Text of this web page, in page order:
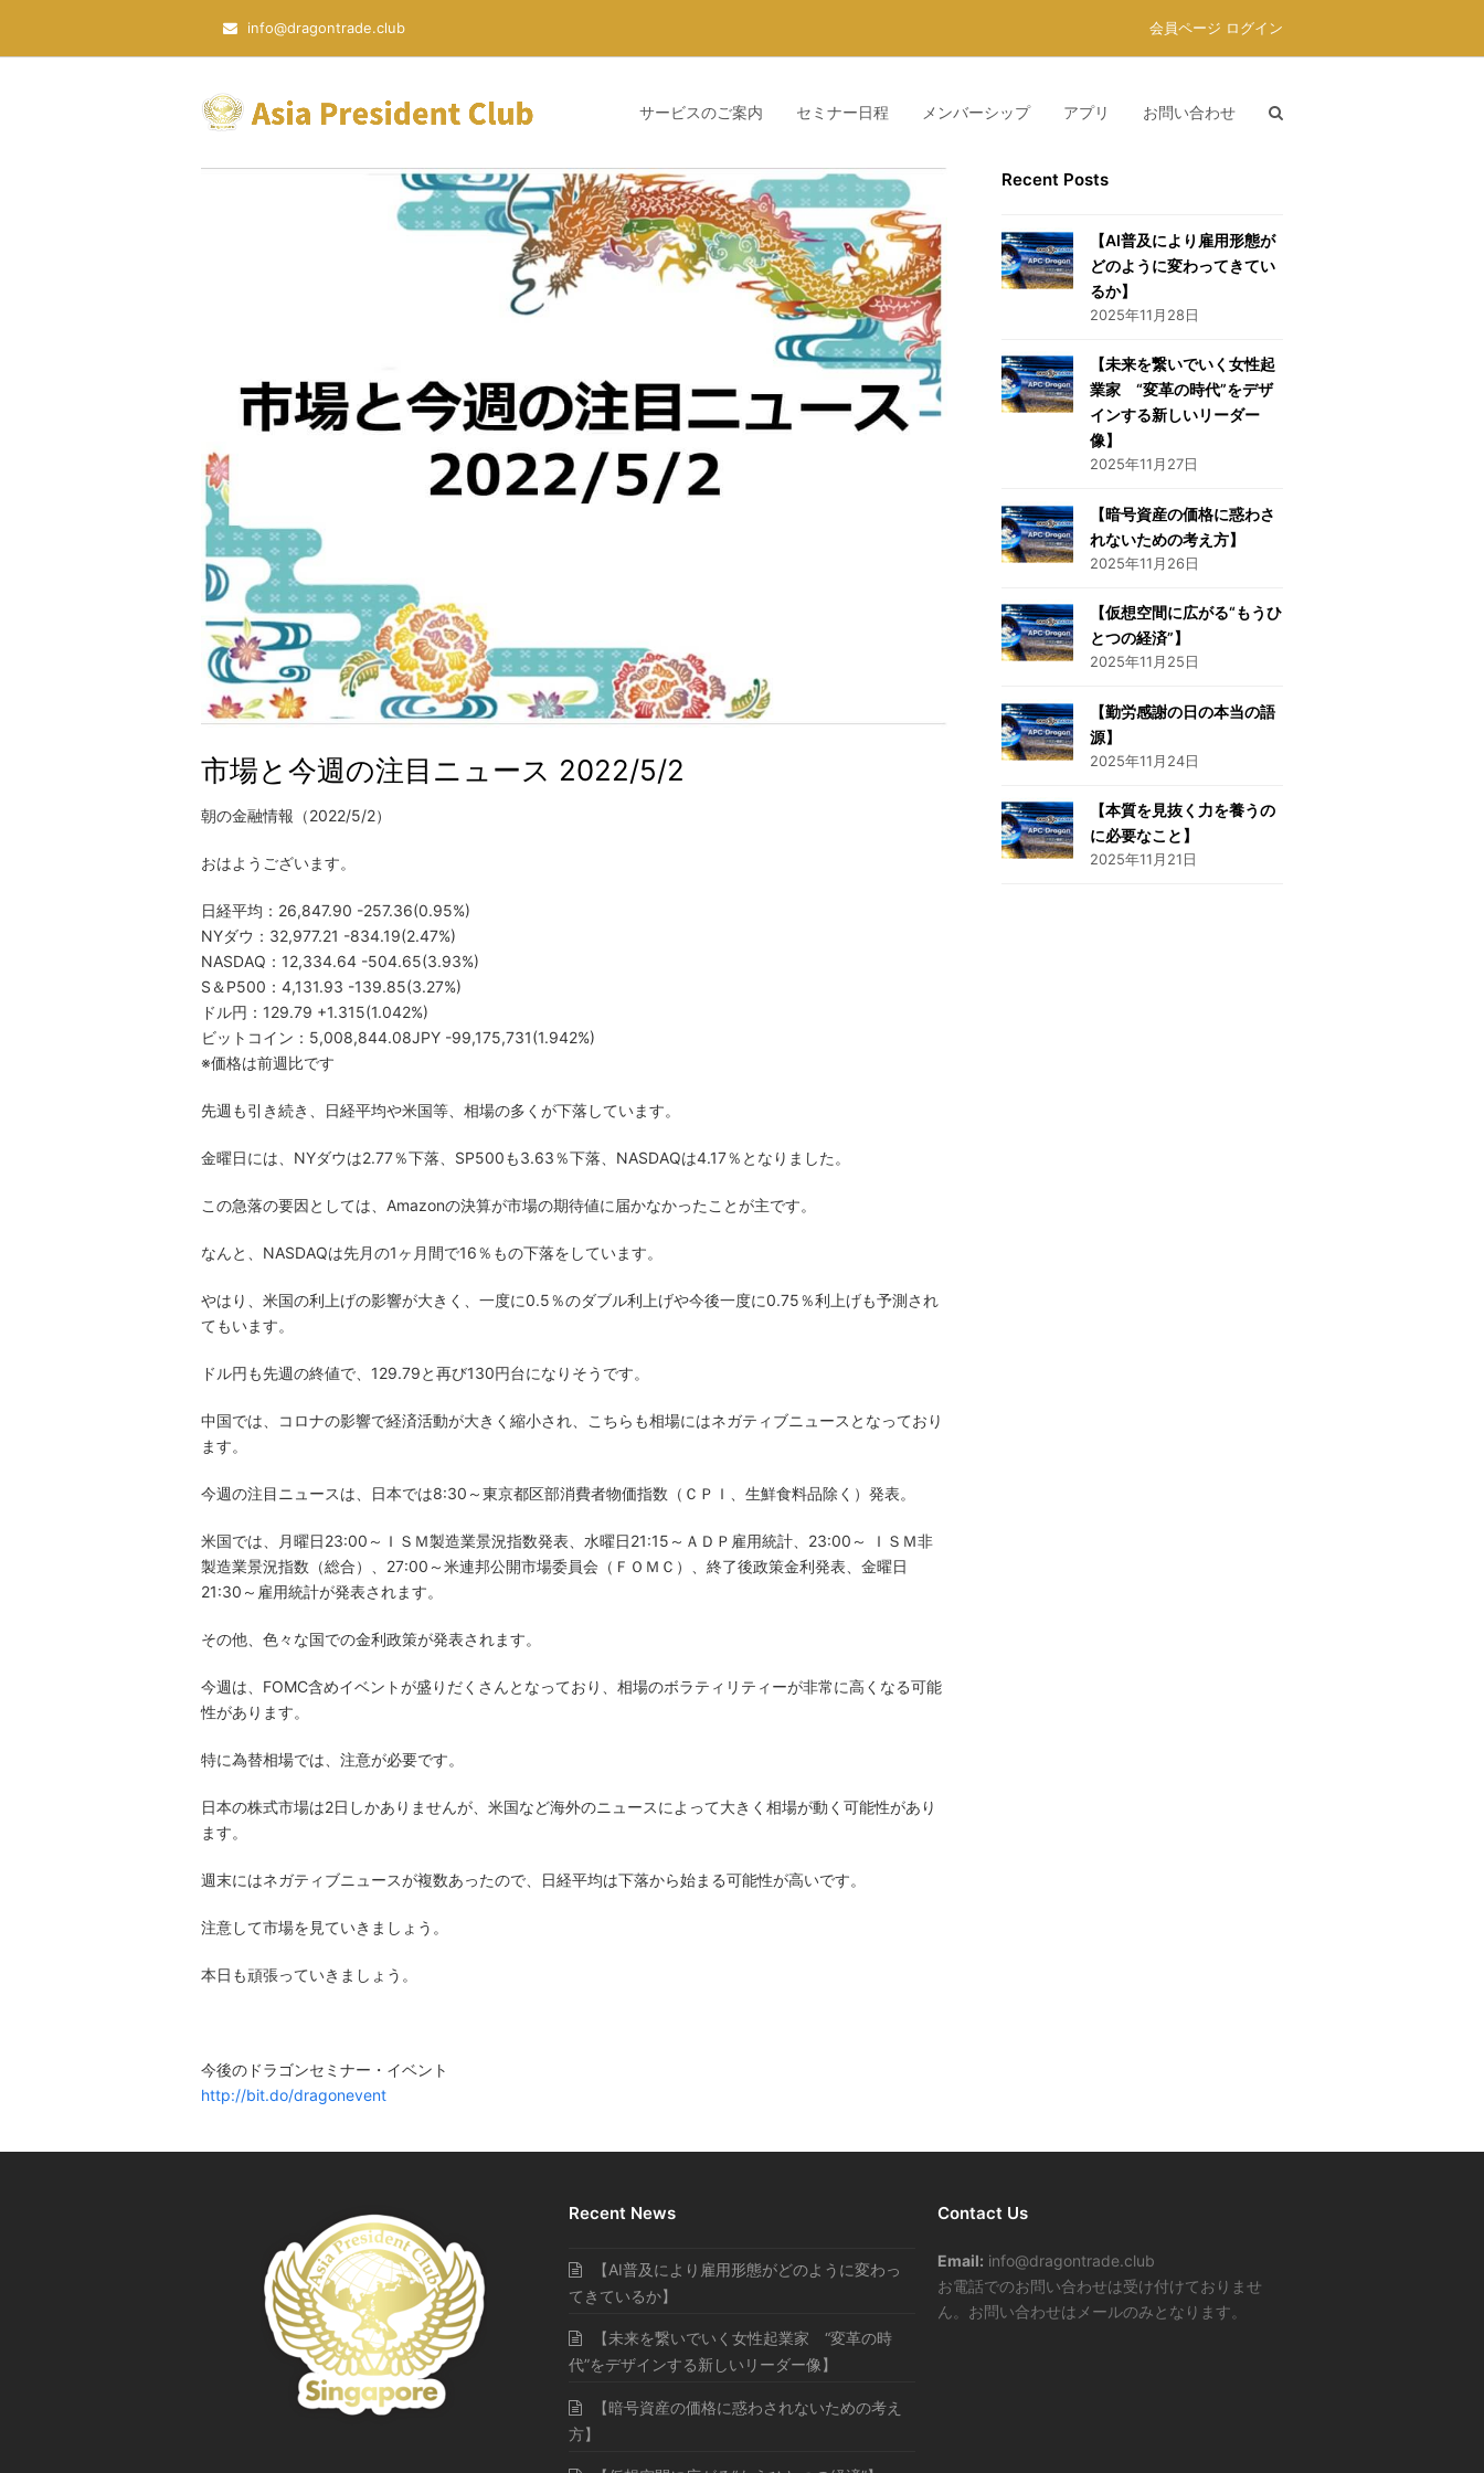
info@dragontrade.club 会員ページ ログイン
サービスのご案内 セミナー日程 メンバーシップ アプリ お問い合わせ
市場と今週の注目ニュース 2022/5/2
朝の金融情報（2022/5/2）
おはようございます。
日経平均：26,847.90 -257.36(0.95%)
NYダウ：32,977.21 -834.19(2.47%)
NASDAQ：12,334.64 -504.65(3.93%)
S＆P500：4,131.93 -139.85(3.27%)
ドル円：129.79 +1.315(1.042%)
ビットコイン：5,008,844.08JPY -99,175,731(1.942%)
※価格は前週比です
先週も引き続き、日経平均や米国等、相場の多くが下落しています。
金曜日には、NYダウは2.77％下落、SP500も3.63％下落、NASDAQは4.17％となりました。
この急落の要因としては、Amazonの決算が市場の期待値に届かなかったことが主です。
なんと、NASDAQは先月の1ヶ月間で16％もの下落をしています。
やはり、米国の利上げの影響が大きく、一度に0.5％のダブル利上げや今後一度に0.75％利上げも予測され
てもいます。
ドル円も先週の終値で、129.79と再び130円台になりそうです。
中国では、コロナの影響で経済活動が大きく縮小され、こちらも相場にはネガティブニュースとなっており
ます。
今週の注目ニュースは、日本では8:30～東京都区部消費者物価指数（ＣＰＩ、生鮮食料品除く）発表。
米国では、月曜日23:00～ＩＳＭ製造業景況指数発表、水曜日21:15～ＡＤＰ雇用統計、23:00～ ＩＳＭ非
製造業景況指数（総合）、27:00～米連邦公開市場委員会（ＦＯＭＣ）、終了後政策金利発表、金曜日
21:30～雇用統計が発表されます。
その他、色々な国での金利政策が発表されます。
今週は、FOMC含めイベントが盛りだくさんとなっており、相場のボラティリティーが非常に高くなる可能
性があります。
特に為替相場では、注意が必要です。
日本の株式市場は2日しかありませんが、米国など海外のニュースによって大きく相場が動く可能性があり
ます。
週末にはネガティブニュースが複数あったので、日経平均は下落から始まる可能性が高いです。
注意して市場を見ていきましょう。
本日も頑張っていきましょう。
今後のドラゴンセミナー・イベント
http://bit.do/dragonevent
Recent Posts
【AI普及により雇用形態が
どのように変わってきてい
るか】
2025年11月28日
【未来を繋いでいく女性起
業家 “変革の時代”をデザ
インする新しいリーダー
像】
2025年11月27日
【暗号資産の価格に惑わさ
れないための考え方】
2025年11月26日
【仮想空間に広がる“もうひ
とつの経済”】
2025年11月25日
【勤労感謝の日の本当の語
源】
2025年11月24日
【本質を見抜く力を養うの
に必要なこと】
2025年11月21日
Recent News
【AI普及により雇用形態がどのように変わっ
てきているか】
【未来を繋いでいく女性起業家 “変革の時
代”をデザインする新しいリーダー像】
【暗号資産の価格に惑わされないための考え
方】
Contact Us
Email: info@dragontrade.club
お電話でのお問い合わせは受け付けておりませ
ん。お問い合わせはメールのみとなります。